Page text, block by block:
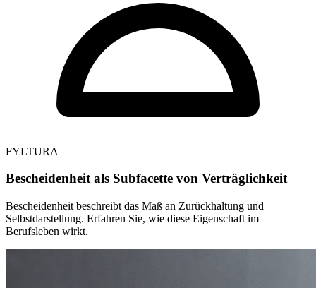
FYLTURA
Bescheidenheit als Subfacette von Verträglichkeit
Bescheidenheit beschreibt das Maß an Zurückhaltung und
Selbstdarstellung. Erfahren Sie, wie diese Eigenschaft im
Berufsleben wirkt.